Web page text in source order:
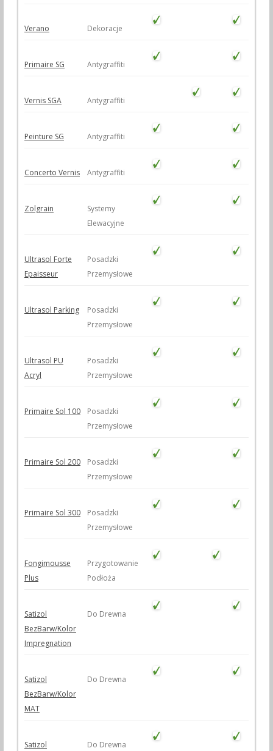
Verano Dekoracje
Primaire SG Antygraffiti
Vernis SGA Antygraffiti
Peinture SG Antygraffiti
Concerto Vernis Antygraffiti
Zolgrain
Systemy
Elewacyjne
Ultrasol Forte
Epaisseur
Posadzki
Przemysłowe
Ultrasol Parking
Posadzki
Przemysłowe
Ultrasol PU
Acryl
Posadzki
Przemysłowe
Primaire Sol 100
Posadzki
Przemysłowe
Primaire Sol 200
Posadzki
Przemysłowe
Primaire Sol 300
Posadzki
Przemysłowe
Fongimousse
Plus
Przygotowanie
Podłoża
Satizol
BezBarw/Kolor
Impregnation
Do Drewna
Satizol
BezBarw/Kolor
MAT
Do Drewna
Satizol
Do Drewna